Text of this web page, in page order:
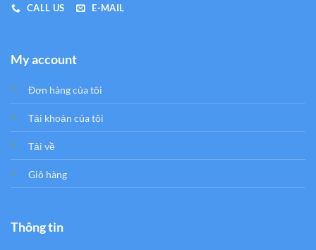
CALL US E-MAIL
My account
Đơn hàng của tôi
Tải khoản của tôi
Tải về
Giỏ hàng
Thông tin